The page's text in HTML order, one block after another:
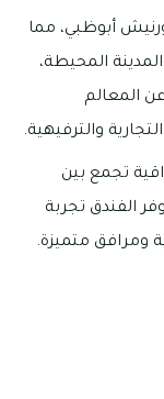
أبوظبي، مما
المحيطة،
المعالم
والترفيهية.
تجمع بين
الفندق تجربة
ومرافق متميزة.